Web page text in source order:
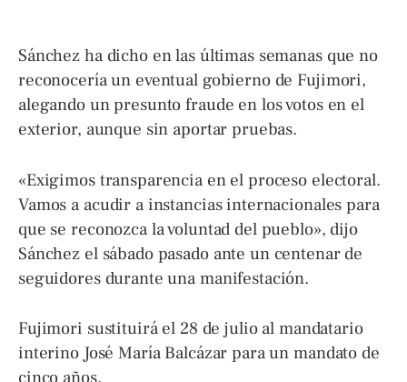
Sánchez ha dicho en las últimas semanas que no
reconocería un eventual gobierno de Fujimori,
alegando un presunto fraude en los votos en el
exterior, aunque sin aportar pruebas.
«Exigimos transparencia en el proceso electoral.
Vamos a acudir a instancias internacionales para
que se reconozca la voluntad del pueblo», dijo
Sánchez el sábado pasado ante un centenar de
seguidores durante una manifestación.
Fujimori sustituirá el 28 de julio al mandatario
interino José María Balcázar para un mandato de